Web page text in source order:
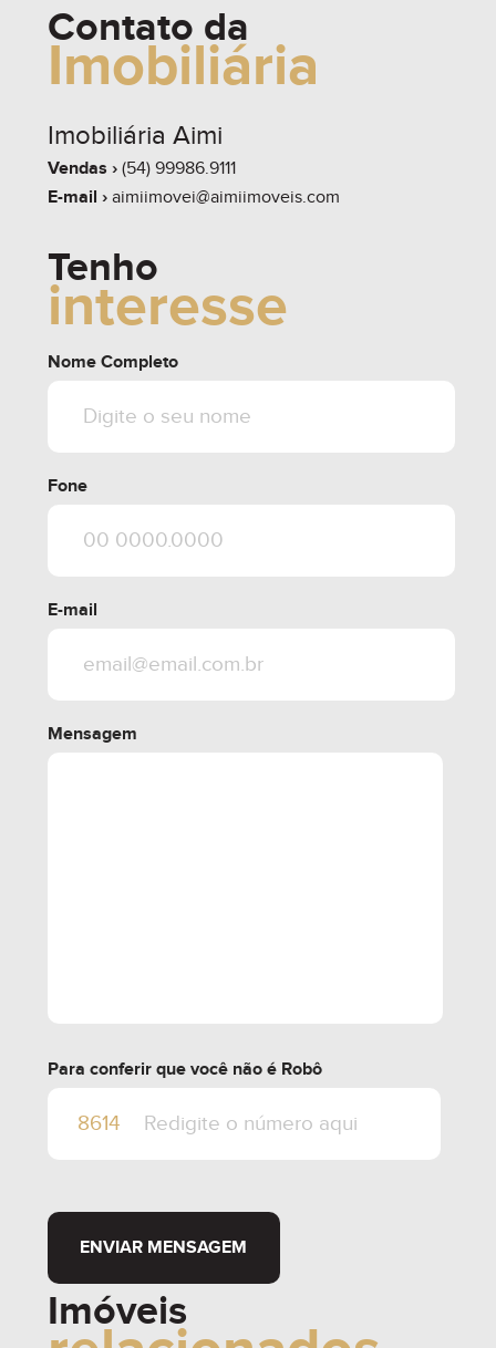
whats contate
Contato da
Imobiliária
Imobiliária Aimi
Vendas › (54) 99986.9111
E-mail › aimiimovei@aimiimoveis.com
Tenho
interesse
Nome Completo
Fone
E-mail
Mensagem
Para conferir que você não é Robô
ENVIAR MENSAGEM
Imóveis